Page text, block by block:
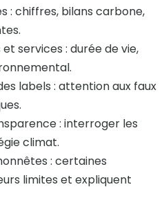
: chiffres, bilans carbone,
services : durée de vie,
labels : attention aux faux
: interroger les
climat.
: certaines
limites et expliquent